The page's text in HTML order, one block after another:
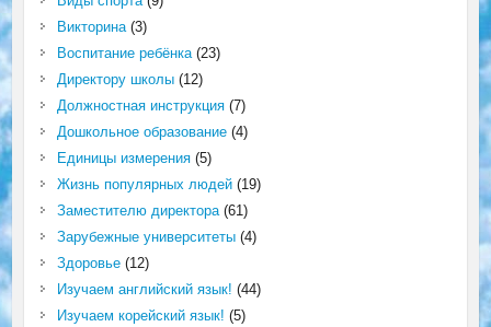
Викторина(3)
Воспитание ребёнка(23)
Директору школы(12)
Должностная инструкция(7)
Дошкольное образование(4)
Единицы измерения(5)
Жизнь популярных людей(19)
Заместителю директора(61)
Зарубежные университеты(4)
Здоровье(12)
Изучаем английский язык! (44)
Изучаем корейский язык! (5)